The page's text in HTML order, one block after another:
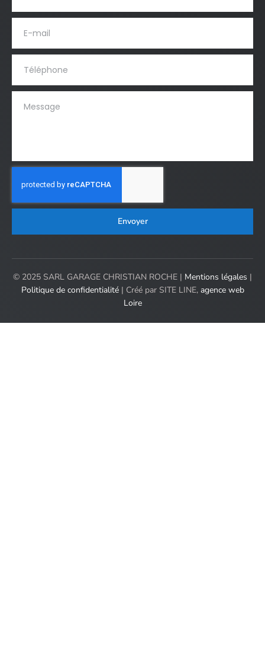
Envoyer
© 2025 SARL GARAGE CHRISTIAN ROCHE | Mentions légales |
Politique de confidentialité| Créé par SITE LINE, agence web
Loire